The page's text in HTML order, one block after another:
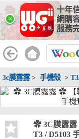
×
十年
網購
服務
3c膜露露> 手機殼>
✿ 3C膜露露
T3 / D5103
線上分期
WooGii 與 綠界 合作
分期付款』 的配合銀
分期期數 提供
兆豐
彰化
台灣
銀、
行、